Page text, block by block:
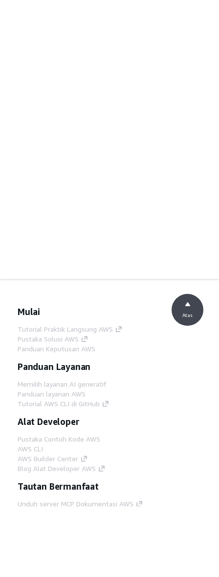
Mulai
Tutorial Praktik Langsung AWS
Pustaka Solusi AWS
Panduan Keputusan AWS
Panduan Layanan
Memilih layanan AI generatif
Panduan layanan AWS
Tutorial AWS CLI di GitHub
Alat Developer
Pustaka Contoh Kode AWS
AWS CLI
AWS Builder Center
Blog Alat Developer AWS
Tautan Bermanfaat
Unduh server MCP Dokumentasi AWS
Atas